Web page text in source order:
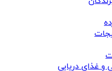
و غذای دریایی